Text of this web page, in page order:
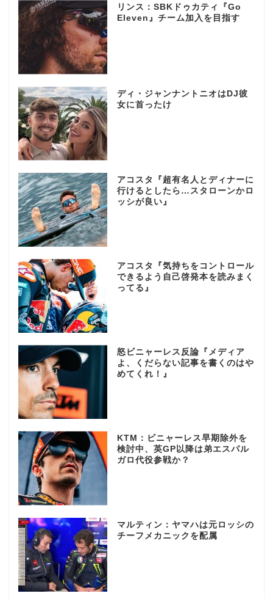
リンス：SBKドゥカティ『Go
Eleven』チーム加入を目指す
ディ・ジャンナントニオはDJ彼
女に首ったけ
アコスタ『超有名人とディナーに
行けるとしたら…スタローンかロ
ッシが良い』
アコスタ『気持ちをコントロール
できるよう自己啓発本を読みまく
ってる』
怒ビニャーレス反論『メディア
よ、くだらない記事を書くのはや
めてくれ！』
KTM：ビニャーレス早期除外を
検討中、英GP以降は弟エスパル
ガロ代役参戦か？
マルティン：ヤマハは元ロッシの
チーフメカニックを配属